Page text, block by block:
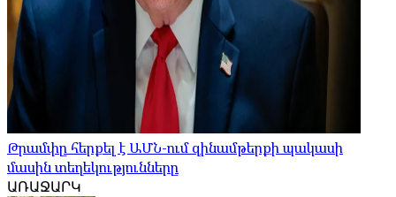
Թրամփը հերքել է ԱՄՆ-ում զինամթերքի պակասի
մասին տեղեկությունները
ԱՌԱՋԱՐԿ